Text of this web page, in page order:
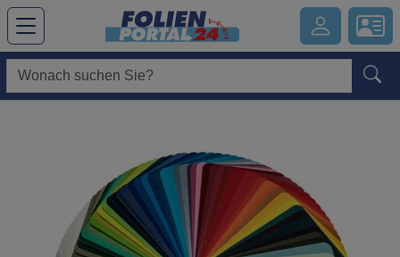
Hauptregion der Seite anspringen